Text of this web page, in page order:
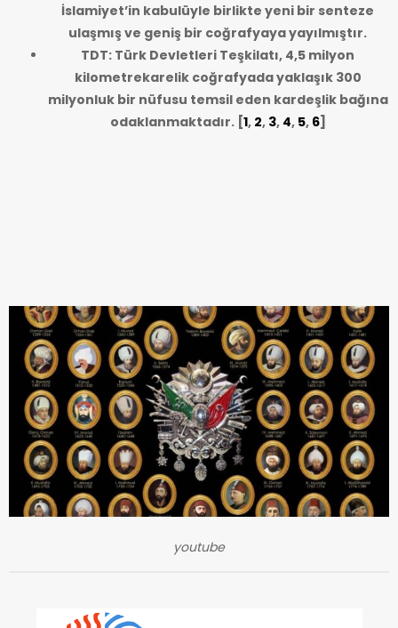
İslamiyet’in kabulüyle birlikte yeni bir senteze
ulaşmış ve geniş bir coğrafyaya yayılmıştır.
TDT: Türk Devletleri Teşkilatı, 4,5 milyon
kilometrekarelik coğrafyada yaklaşık 300
milyonluk bir nüfusu temsil eden kardeşlik bağına
odaklanmaktadır.[1, 2, 3, 4, 5, 6]
youtube